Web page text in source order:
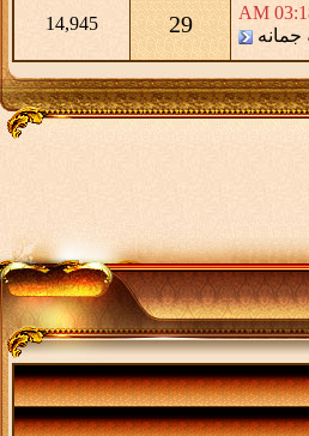
03:18
جمانه 29
14,945